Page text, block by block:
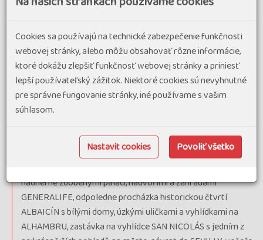
: snídaně, celodenní výlet do přírodního parku SIERRA
vyhlášené iberské šunky, návštěva městečka ARACENA,
prohlídka jeskyně GRUTA DE LAS MARAVILLAS s
krápníkovou výzdobou, podzemními jezírky a přírodními sály,
lehká turistika v okolí ARACENY nebo výstup k hradu s
výhledy na město a okolní krajinu, možnost ochutnávky
místních specialit, návrat do SEVILLY, večeře v hotelu.
: snídaně, časný odjezd do GRANADY, města na úpatí
pohoří SIERRA NEVADA, návštěva ALHAMBRY, slavného
nádherně zdobenými paláci, nádvořími a zahradami
GENERALIFE, odpoledne procházka historickou čtvrtí
ALBAICÍN s bílými domy, úzkými uličkami a vyhlídkami na
ALHAMBRU, zastávka na vyhlídce SAN NICOLÁS s jedním z
Cookies sa používajú na technické zabezpečenie funkčnosti
webovej stránky, alebo môžu obsahovať rôzne informácie,
ktoré dokážu zlepšiť funkčnosť webovej stránky a priniesť
lepší používateľský zážitok. Niektoré cookies sú nevyhnutné
pre správne fungovanie stránky, iné používame s vašim
súhlasom.
Nastavit cookies Povoliť všetko